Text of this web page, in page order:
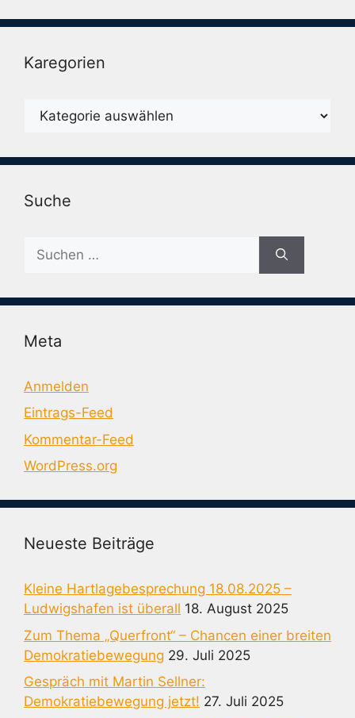
Karegorien
Karegorien
Suche
nach:
Meta
Anmelden
Eintrags-Feed
Kommentar-Feed
WordPress.org
Neueste Beiträge
Kleine Hartlagebesprechung 18.08.2025 –
Ludwigshafen ist überall 18. August 2025
Zum Thema „Querfront“ – Chancen einer breiten
Demokratiebewegung 29. Juli 2025
Gespräch mit Martin Sellner:
Demokratiebewegung jetzt! 27. Juli 2025